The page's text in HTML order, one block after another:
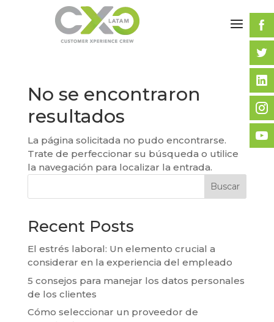
No se encontraron
resultados
La página solicitada no pudo encontrarse.
Trate de perfeccionar su búsqueda o utilice
la navegación para localizar la entrada.
Buscar
Recent Posts
El estrés laboral: Un elemento crucial a
considerar en la experiencia del empleado
5 consejos para manejar los datos personales
de los clientes
Cómo seleccionar un proveedor de